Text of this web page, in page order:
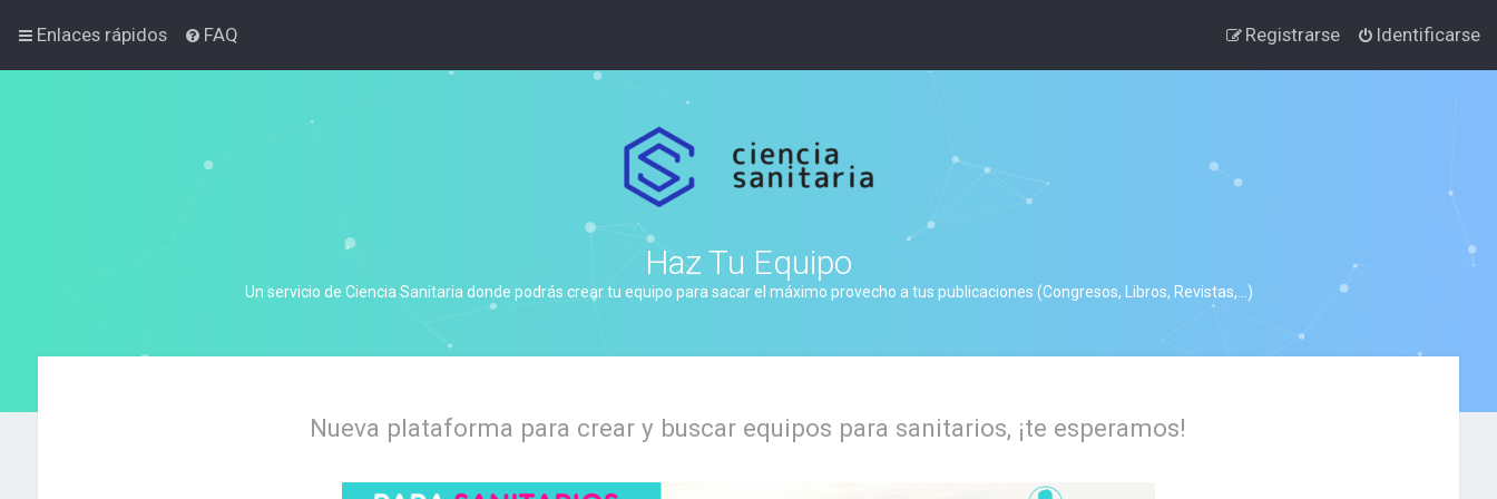
Enlaces rápidos FAQ Identificarse
Registrarse
Haz Tu Equipo
Un servicio de Ciencia Sanitaria donde podrás crear tu equipo para sacar el máximo provecho a tus publicaciones (Congresos, Libros, Revistas,...)
Nueva plataforma para crear y buscar equipos para sanitarios, ¡te esperamos!